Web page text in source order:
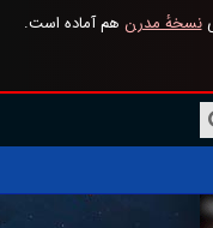
نسخهٔ مدرن هم آماده است.